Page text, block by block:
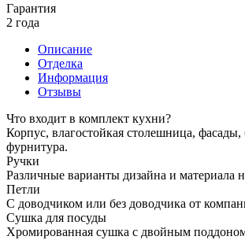
Гарантия
2 года
Описание
Отделка
Информация
Отзывы
Что входит в комплект кухни?
Корпус, влагостойкая столешница, фасады,
фурнитура.
Ручки
Различные варианты дизайна и материала
Петли
С доводчиком или без доводчика от
Сушка для посуды
Хромированная сушка с двойным